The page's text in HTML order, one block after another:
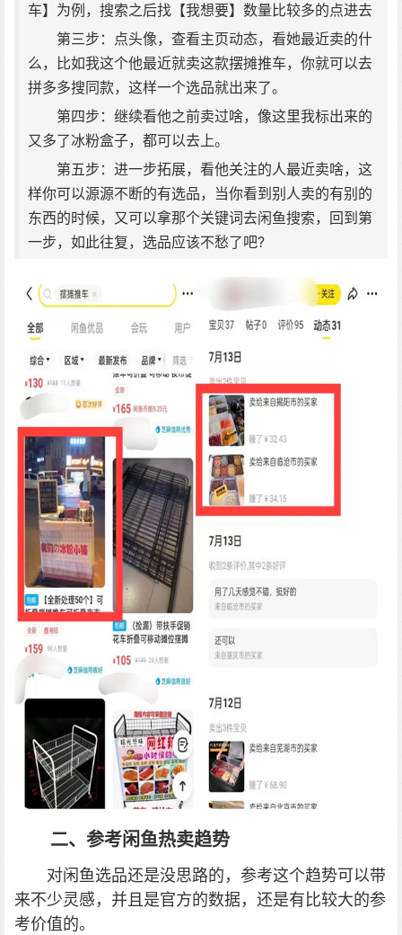
车】为例，搜索之后找【我想要】数量比较多的点进去
第三步：点头像，查看主页动态，看她最近卖的什
么，比如我这个他最近就卖这款摆摊推车，你就可以去
拼多多搜同款，这样一个选品就出来了。
第四步：继续看他之前卖过啥，像这里我标出来的
又多了冰粉盒子，都可以去上。
第五步：进一步拓展，看他关注的人最近卖啥，这
样你可以源源不断的有选品，当你看到别人卖的有别的
东西的时候，又可以拿那个关键词去闲鱼搜索，回到第
一步，如此往复，选品应该不愁了吧?
二、参考闲鱼热卖趋势
对闲鱼选品还是没思路的，参考这个趋势可以带
来不少灵感，并且是官方的数据，还是有比较大的参
考价值的。